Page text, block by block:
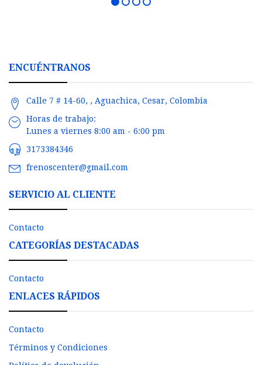
ENCUÉNTRANOS
Calle 7 # 14-60, , Aguachica, Cesar, Colombia
Horas de trabajo:
Lunes a viernes 8:00 am - 6:00 pm
3173384346
frenoscenter@gmail.com
SERVICIO AL CLIENTE
Contacto
CATEGORÍAS DESTACADAS
Contacto
ENLACES RÁPIDOS
Contacto
Términos y Condiciones